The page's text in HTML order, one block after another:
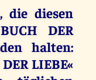
die diesen
DER
halten:
LIEBE«